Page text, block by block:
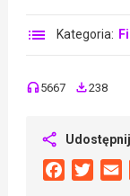
Kategoria:
5667 238
Facebook